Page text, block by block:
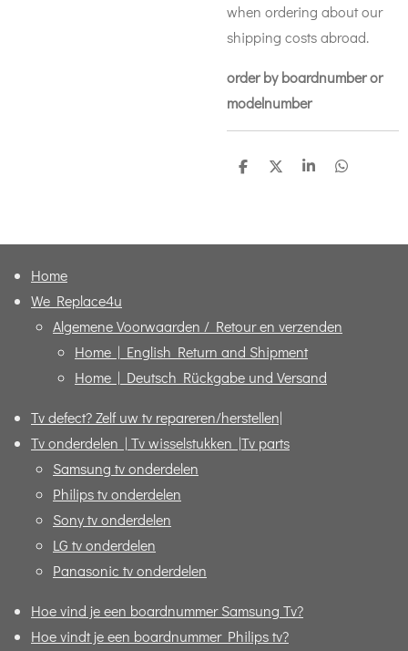
when ordering about our
shipping costs abroad.
order by boardnumber or
modelnumber
D
D
S
D
Home
We Replace4u
Algemene Voorwaarden / Retour en verzenden
Home | English Return and Shipment
Home | Deutsch Rückgabe und Versand
Tv defect? Zelf uw tv repareren/herstellen|
Tv onderdelen | Tv wisselstukken |Tv parts
Samsung tv onderdelen
Philips tv onderdelen
Sony tv onderdelen
LG tv onderdelen
Panasonic tv onderdelen
Hoe vind je een boardnummer Samsung Tv?
Hoe vindt je een boardnummer Philips tv?